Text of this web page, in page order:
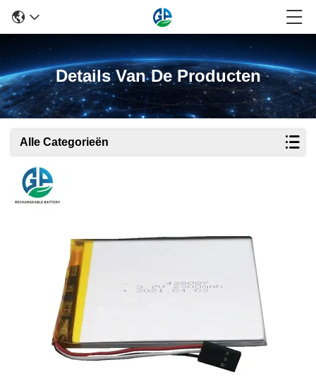
Details Van De Producten
Alle Categorieën